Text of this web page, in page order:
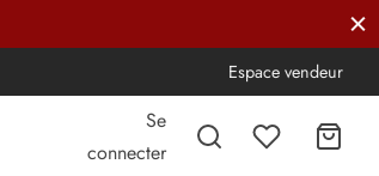
Espace vendeur
Se
connecter